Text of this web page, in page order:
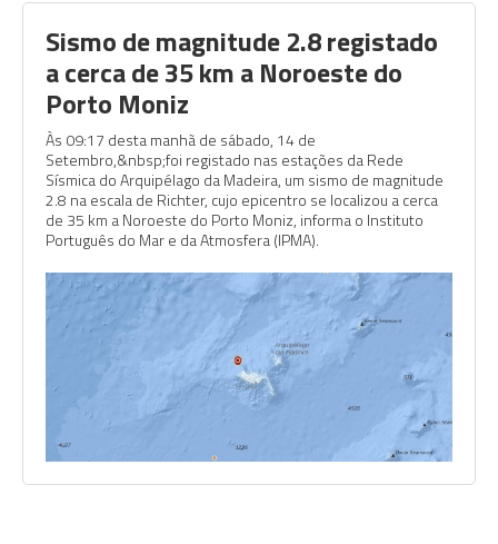
Sismo de magnitude 2.8 registado
a cerca de 35 km a Noroeste do
Porto Moniz
Às 09:17 desta manhã de sábado, 14 de
Setembro,&nbsp;foi registado nas estações da Rede
Sísmica do Arquipélago da Madeira, um sismo de magnitude
2.8 na escala de Richter, cujo epicentro se localizou a cerca
de 35 km a Noroeste do Porto Moniz, informa o Instituto
Português do Mar e da Atmosfera (IPMA).